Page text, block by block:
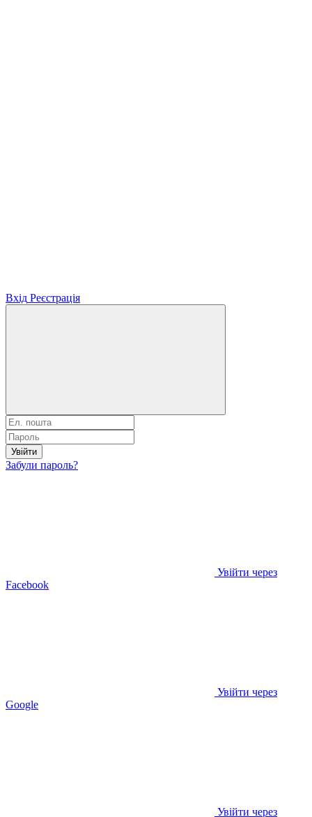
Вхід Реєстрація
Увійти
Забули пароль?
Увійти через
Facebook
Увійти через
Google
Увійти через